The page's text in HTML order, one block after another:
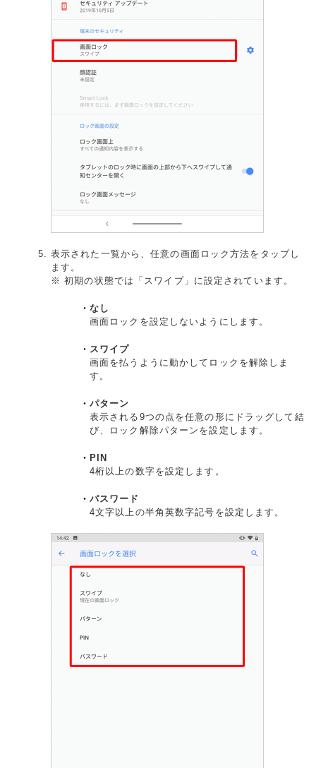
表示された一覧から、任意の画面ロック方法をタップし
ます。
※ 初期の状態では「スワイプ」に設定されています。
なし
画面ロックを設定しないようにします。
スワイプ
画面を払うように動かしてロックを解除しま
す。
パターン
表示される9つの点を任意の形にドラッグして結
び、ロック解除パターンを設定します。
PIN
4桁以上の数字を設定します。
パスワード
4文字以上の半角英数字記号を設定します。